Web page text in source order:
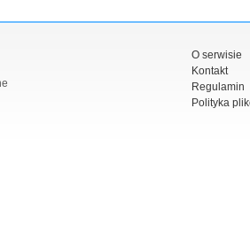
O serwisie
Kontakt
Regulamin
Polityka